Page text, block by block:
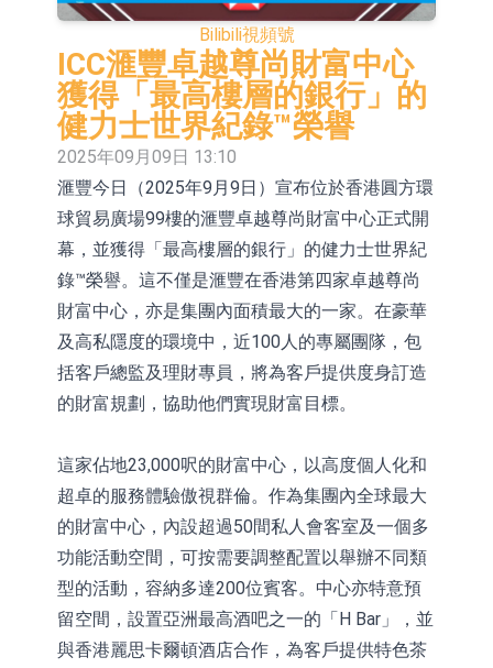
【異動股】港股漲幅榜前十，易居企
業控股(02048.HK)漲+84.21%，金輝
控股(09993.HK)漲+45.60%
新時達：暫未生產四足載人機器人
【異動股】雞肉概念板塊拉升，益生
股份(002458.CN)漲10.02%
【異動股】CRO板塊拉升，藥康生物
(688046.CN)漲19.99%
【異動股】診斷服務板塊拉升，貝瑞
基因(000710.CN)漲10.02%
「X-Day」西麗湖路演社清華校友電
子信息專場成功舉辦
【異動股】港股跌幅榜前十，賽迪顧
問(02176.HK)跌36.75%，佳明集團控
股(01271.HK)跌30.56%
【異動股】港股跌幅榜前十，賽迪顧
問(02176.HK)跌40.96%，天瑞汽車内
飾(06162.HK)跌26.09%
【異動股】港股漲幅榜前十，易居企
業控股(02048.HK)漲+52.63%，天潤
雲(02167.HK)漲+50.75%
Bilibili視頻號
ICC滙豐卓越尊尚財富中心
獲得「最高樓層的銀行」的
健力士世界紀錄™榮譽
2025年09月09日 13:10
滙豐今日（2025年9月9日）宣布位於香港圓方環
球貿易廣場99樓的滙豐卓越尊尚財富中心正式開
幕，並獲得「最高樓層的銀行」的健力士世界紀
錄™榮譽。這不僅是滙豐在香港第四家卓越尊尚
財富中心，亦是集團內面積最大的一家。在豪華
及高私隱度的環境中，近100人的專屬團隊，包
括客戶總監及理財專員，將為客戶提供度身訂造
的財富規劃，協助他們實現財富目標。
這家佔地23,000呎的財富中心，以高度個人化和
超卓的服務體驗傲視群倫。作為集團內全球最大
的財富中心，內設超過50間私人會客室及一個多
功能活動空間，可按需要調整配置以舉辦不同類
型的活動，容納多達200位賓客。中心亦特意預
留空間，設置亞洲最高酒吧之一的「H Bar」，並
與香港麗思卡爾頓酒店合作，為客戶提供特色茶